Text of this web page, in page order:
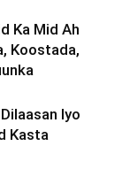
Ka Mid Ah
Koostada,
Iyo
Kasta